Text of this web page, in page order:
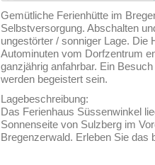
Gemütliche Ferienhütte im
Selbstversorgung. Abschalten
ungestörter / sonniger Lage. Die
Autominuten vom Dorfzentrum
ganzjährig anfahrbar. Ein
werden begeistert sein.
Lagebeschreibung:
Das Ferienhaus Süssenwinkel
Sonnenseite von Sulzberg im
Bregenzerwald. Erleben Sie das